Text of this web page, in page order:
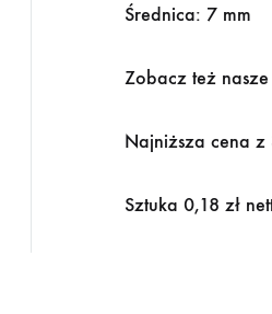
Średnica: 7 mm
Zobacz też nasze
Najniższa cena
Sztuka 0,18 zł